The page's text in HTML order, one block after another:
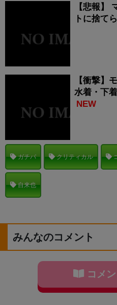
【悲報】
トに捨て
【衝撃】
水着・下
NEW
ガチパ クリティカル
自来也
みんなのコメント
コメ